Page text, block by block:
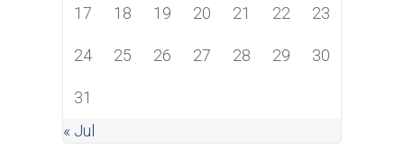
17 18 19 20 21 22 23
24 25 26 27 28 29 30
31
« Jul